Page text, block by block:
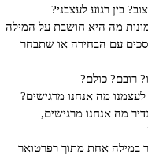
לעצבני?
חושבת על המילה
או שתבחר
מרגישים?
מרגישים,
מתוך רפרטואר